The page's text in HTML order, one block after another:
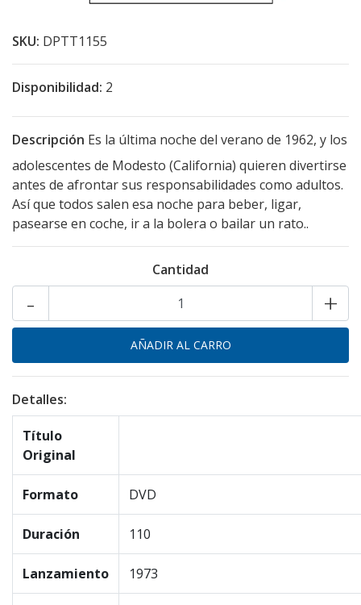
SKU: DPTT1155
Disponibilidad: 2
Descripción Es la última noche del verano de 1962, y los
adolescentes de Modesto (California) quieren divertirse
antes de afrontar sus responsabilidades como adultos.
Así que todos salen esa noche para beber, ligar,
pasearse en coche, ir a la bolera o bailar un rato..
Cantidad
+
-
Detalles:
Título
Original
Formato DVD
Duración 110
Lanzamiento 1973